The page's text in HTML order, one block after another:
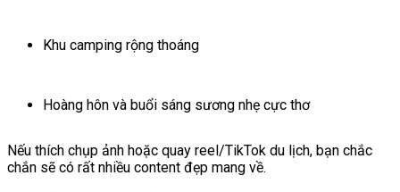
Khu camping rộng thoáng
Hoàng hôn và buổi sáng sương nhẹ cực thơ
Nếu thích chụp ảnh hoặc quay reel/TikTok du lịch, bạn chắc
chắn sẽ có rất nhiều content đẹp mang về.